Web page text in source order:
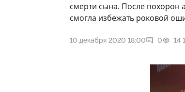
смерти сына. После похорон
смогла избежать роковой
10 декабря 2020 18:00 0 14